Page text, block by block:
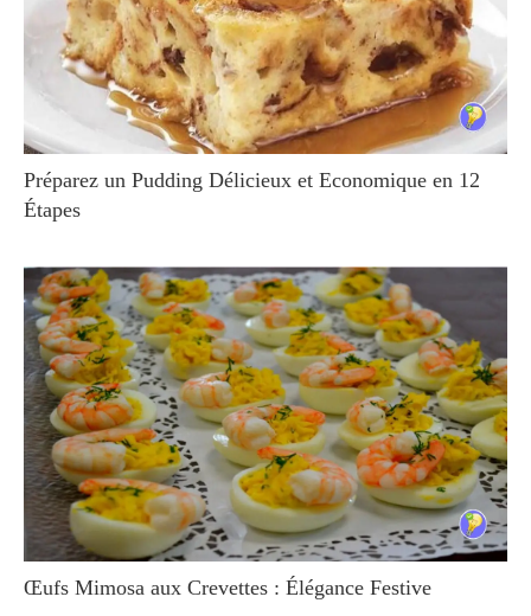
Préparez un Pudding Délicieux et Economique en 12
Étapes
Œufs Mimosa aux Crevettes : Élégance Festive